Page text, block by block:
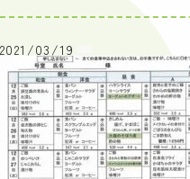
2021/03/19